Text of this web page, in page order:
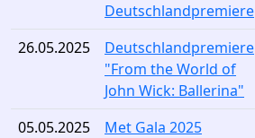
Deutschlandpremiere
26.05.2025
Deutschlandpremiere
"From the World of
John Wick: Ballerina"
05.05.2025 Met Gala 2025